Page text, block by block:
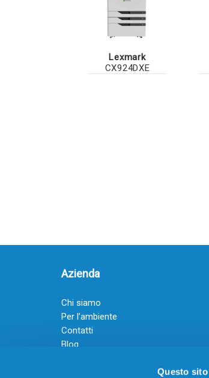
Questo
Lexmark
CX924DXE
Azienda
Chi siamo
Per l’ambiente
Contatti
Blog
Guadagna con il Dropship